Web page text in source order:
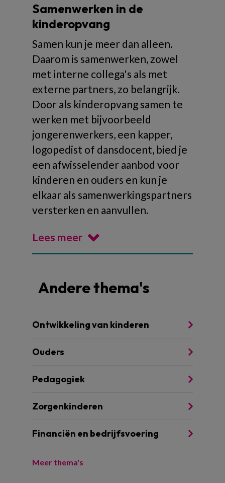
Samenwerken in de
kinderopvang
Samen kun je meer dan alleen.
Daarom is samenwerken, zowel
met interne collega's als met
externe partners, zo belangrijk.
Door als kinderopvang samen te
werken met bijvoorbeeld
jongerenwerkers, een kapper,
logopedist of dansdocent, bied je
een afwisselender aanbod voor
kinderen en ouders en kun je
elkaar als samenwerkingspartners
versterken en aanvullen.
Lees meer
Andere thema's
Ontwikkeling van kinderen
Ouders
Pedagogiek
Zorgenkinderen
Financiën en bedrijfsvoering
Meer thema's